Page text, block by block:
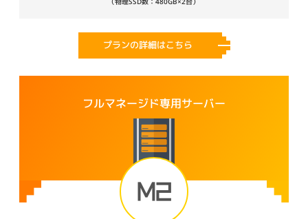
プランの詳細はこちら
フルマネージド専用サーバー
M2